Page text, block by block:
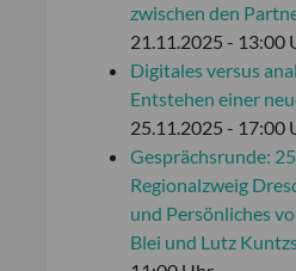
zwischen den
21.11.2025 - 13:00
Digitales versus
Entstehen einer
25.11.2025 - 17:00
Gesprächsrunde:
Regionalzweig
und Persönliches
Blei und Lutz